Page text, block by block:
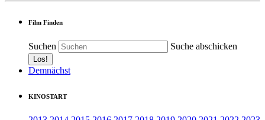
Film Finden
Suchen Suche abschicken
Demnächst
KINOSTART